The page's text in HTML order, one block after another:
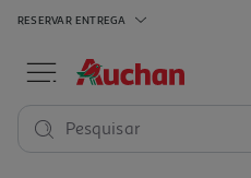
RESERVAR ENTREGA
Pesquisar